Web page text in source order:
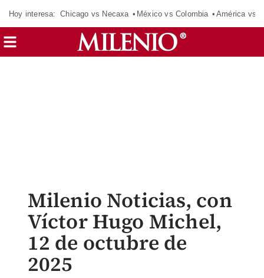
Hoy interesa: Chicago vs Necaxa México vs Colombia América vs
Milenio Noticias, con
Víctor Hugo Michel,
12 de octubre de
2025